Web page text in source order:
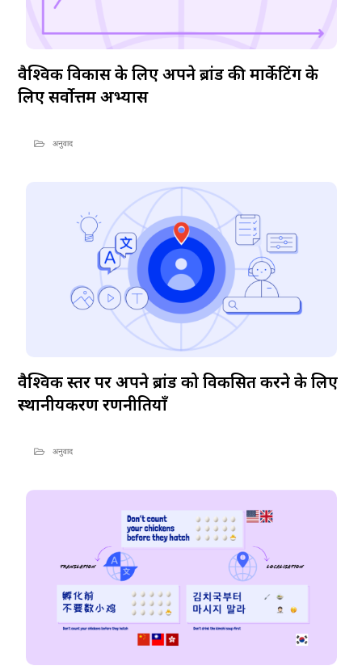
वैश्विक विकास के लिए अपने ब्रांड की मार्केटिंग के
लिए सर्वोत्तम अभ्यास
अनुवाद
वैश्विक स्तर पर अपने ब्रांड को विकसित करने के लिए
स्थानीयकरण रणनीतियाँ
अनुवाद